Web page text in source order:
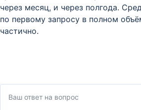
через месяц, и через полгода.
по первому запросу в полном
частично.